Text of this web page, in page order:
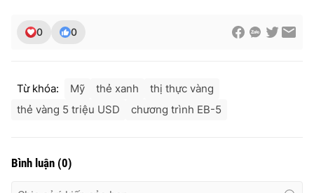
0 0
Từ khóa: Mỹ thẻ xanh
thị thực vàng
thẻ vàng 5 triệu USD
chương trình EB-5
Bình luận (0)